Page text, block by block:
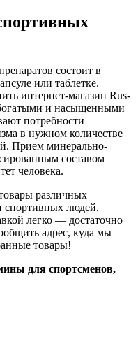
состоит в
или таблетке.
интернет-магазин Rus-
и насыщенными
потребности
в нужном количестве
Прием минерально-
составом
человека.
различных
спортивных людей.
легко — достаточно
адрес, куда мы
товары!
для спортсменов,